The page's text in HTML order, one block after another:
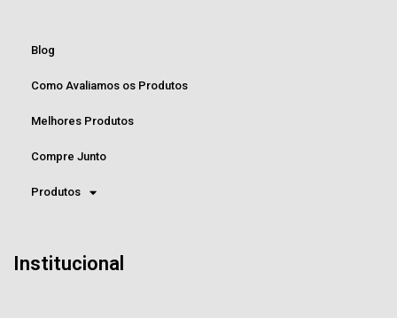
Blog
Como Avaliamos os Produtos
Melhores Produtos
Compre Junto
Produtos
Institucional